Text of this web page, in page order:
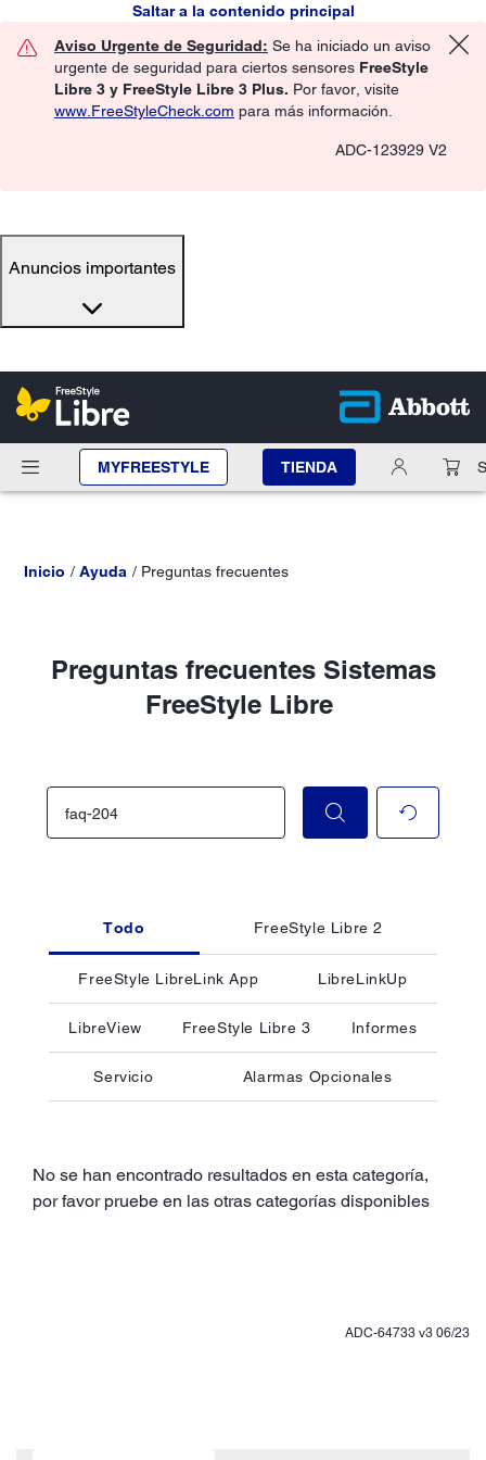
Saltar a la contenido principal
Aviso Urgente de Seguridad: Se ha iniciado un aviso
urgente de seguridad para ciertos sensores FreeStyle
Libre 3 y FreeStyle Libre 3 Plus. Por favor, visite
www.FreeStyleCheck.com para más información.
ADC-123929 V2
Anuncios importantes
MYFREESTYLE TIENDA
Inicio Ayuda Preguntas frecuentes
Preguntas frecuentes Sistemas
FreeStyle Libre
Todo FreeStyle Libre 2
FreeStyle LibreLink App LibreLinkUp
LibreView FreeStyle Libre 3 Informes
Servicio Alarmas Opcionales
No se han encontrado resultados en esta categoría,
por favor pruebe en las otras categorías disponibles
ADC-64733 v3 06/23